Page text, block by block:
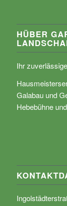
HÜBER
Ihr
Galabau und
Hebebühne